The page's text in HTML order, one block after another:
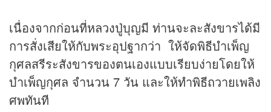
เนื่องจากก่อนที่หลวงปู่บุญมี ท่านจะละสังขารได้มี
การสั่งเสียให้กับพระอุปฐากว่า ให้จัดพิธีบำเพ็ญ
กุศลสรีระสังขารของตนเองแบบเรียบง่ายโดยให้
บำเพ็ญกุศล จำนวน 7 วัน และให้ทำพิธีถวายเพลิง
ศพทันที